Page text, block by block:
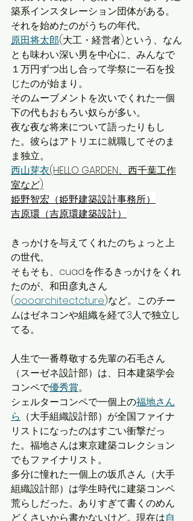
築系インスタレーション団体がある。
それを始めたのがうちの年代。
原田将太郎(大工・経営者)という、なん
とも味わい深い男を中心に、みんなで
１万円ずつ出し合って学祭に一石を投
じたのが始まり。
そのムーブメントを次いでくれた一個
下の代もおもろい奴らが多い。
夜な夜な将来について語ったりもし
た。彼らはアトリエに就職してそのま
ま独立。
西山芽衣(HELLO GARDEN、西千葉工作
室など)
姫野智宏 （姫野建築設計事務所）
吉原環 （吉原環建築設計）
きっかけを与えてくれたのちょっと上
の世代。
そもそも、cuadを作るきっかけをくれ
たのが、和田彦丸さん
(oooarchitectcture)など。このチー
ムはゼネコンや組織を経て3人で独立し
てる。
人生で一番尊敬する先輩の石毛さん
（スーゼネ設計部）は、日本建築学会
コンペで優秀賞。
シェルターコンペで一個上の福地さん
ら （大手組織設計部）が全国ファイナ
リストになったのはすごい衝撃だっ
た。福地さんは東京建築コレクション
でもファイナリスト。
多分に憧れた一個上の坂爪さん（大手
組織設計部）は学生時代に建築コンペ
荒らしだった。ありすぎて書くのめん
どくさいから書かないけど。現在は自